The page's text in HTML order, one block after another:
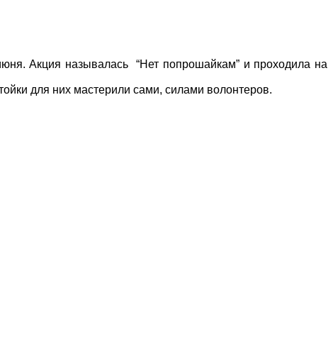
Акция называлась “Нет попрошайкам” и проходила на
для них мастерили сами, силами волонтеров.